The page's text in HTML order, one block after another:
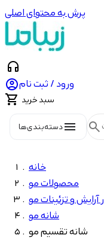
پرش به محتوای اصلی
headphones
ورود / ثبت نام
 سبد خرید
menuدسته‌بندی‌ها search
خانه
محصولات مو
آرایش و تزئینات مو
شانه مو
شانه تقسیم مو